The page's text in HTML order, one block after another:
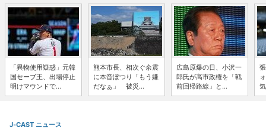
「異物使用疑惑」元韓
国セーブ王、出場停止
明けマウンドで...
熊本市長、相次ぐ余震
に本音ぽつり「もう嫌
だなぁ」 被災...
広島原爆の日、小沢一
郎氏が高市政権を「戦
前回帰路線」と...
J-CAST ニュース